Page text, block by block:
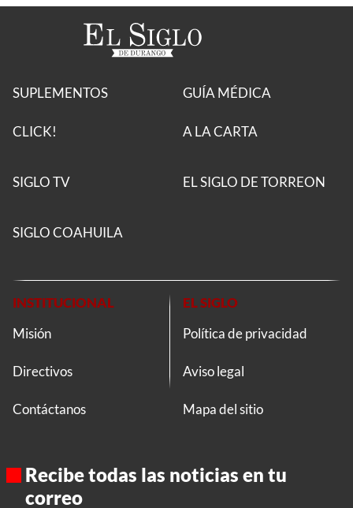
SUPLEMENTOS
CLICK!
GUÍA MÉDICA
A LA CARTA
SIGLO TV EL SIGLO DE TORREON
SIGLO COAHUILA
INSTITUCIONAL
Misión
Directivos
Contáctanos
EL SIGLO
Política de privacidad
Aviso legal
Mapa del sitio
Recibe todas las noticias en tu
correo